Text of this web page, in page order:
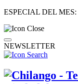
ESPECIAL DEL MES:
NEWSLETTER